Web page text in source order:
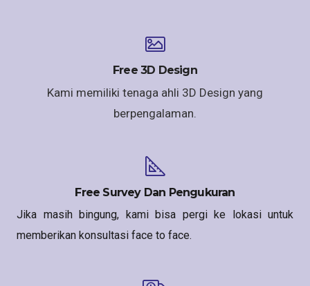
Free 3D Design
Kami memiliki tenaga ahli 3D Design yang
berpengalaman.
Free Survey Dan Pengukuran
Jika masih bingung, kami bisa pergi ke lokasi untuk
memberikan konsultasi face to face.